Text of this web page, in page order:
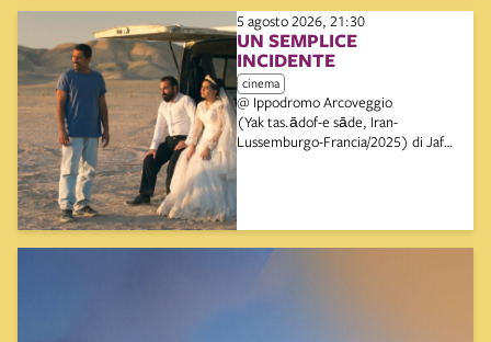
5 agosto 2026, 21:30
UN SEMPLICE
INCIDENTE
cinema
@ Ippodromo Arcoveggio
(Yak tas.ādof-e sāde, Iran-
Lussemburgo-Francia/2025) di Jafar